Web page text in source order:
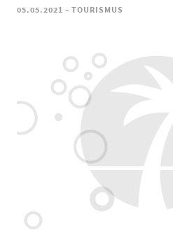
05.05.2021 - TOURISMUS